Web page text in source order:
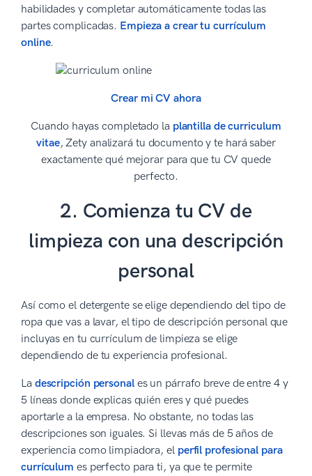
habilidades y completar automáticamente todas las
partes complicadas. Empieza a crear tu currículum
online.
Crear mi CV ahora
Cuando hayas completado la plantilla de curriculum
vitae, Zety analizará tu documento y te hará saber
exactamente qué mejorar para que tu CV quede
perfecto.
2. Comienza tu CV de
limpieza con una descripción
personal
Así como el detergente se elige dependiendo del tipo de
ropa que vas a lavar, el tipo de descripción personal que
incluyas en tu currículum de limpieza se elige
dependiendo de tu experiencia profesional.
La descripción personales un párrafo breve de entre 4 y
5 líneas donde explicas quién eres y qué puedes
aportarle a la empresa. No obstante, no todas las
descripciones son iguales. Si llevas más de 5 años de
experiencia como limpiadora, el perfil profesional para
currículum es perfecto para ti, ya que te permite